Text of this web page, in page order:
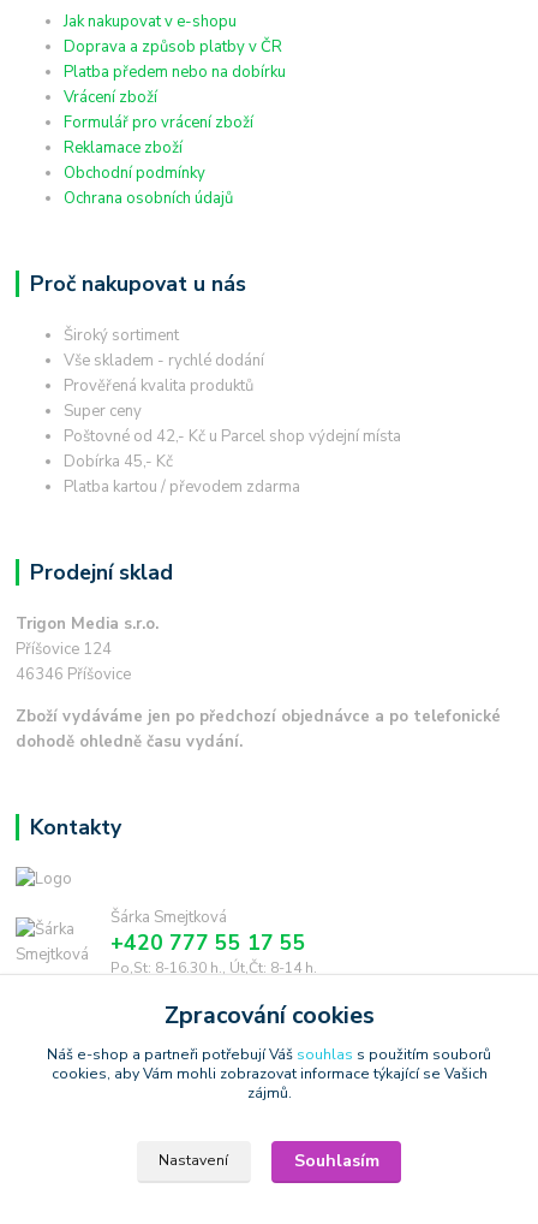
Jak nakupovat v e-shopu
Doprava a způsob platby v ČR
Platba předem nebo na dobírku
Vrácení zboží
Formulář pro vrácení zboží
Reklamace zboží
Obchodní podmínky
Ochrana osobních údajů
Proč nakupovat u nás
Široký sortiment
Vše skladem - rychlé dodání
Prověřená kvalita produktů
Super ceny
Poštovné od 42,- Kč u Parcel shop výdejní místa
Dobírka 45,- Kč
Platba kartou / převodem zdarma
Prodejní sklad
Trigon Media s.r.o.
Příšovice 124
46346 Příšovice
Zboží vydáváme jen po předchozí objednávce a po telefonické
dohodě ohledně času vydání.
Kontakty
Šárka Smejtková
+420 777 55 17 55
Po,St: 8-16.30 h., Út,Čt: 8-14 h.
smejtkova@trigonmedia.cz
Copyright © 2006-2025 TrigonShop.cz - bez souhlasu nelze používat
Zpracování cookies
Náš e-shop a partneři potřebují Váš souhlas s použitím souborů
cookies, aby Vám mohli zobrazovat informace týkající se Vašich
zájmů.
Nastavení Souhlasím